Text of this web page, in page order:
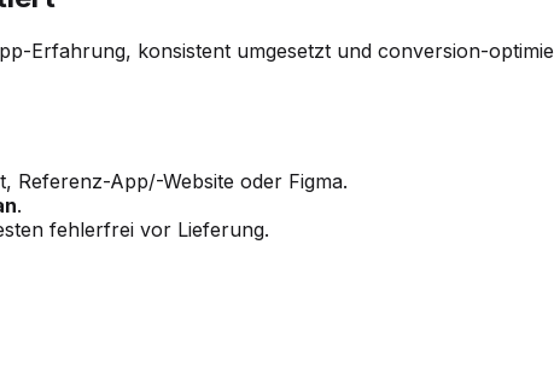
Erfahrung, konsistent umgesetzt und conversion-
Referenz-App/-Website oder Figma.
.
fehlerfrei vor Lieferung.